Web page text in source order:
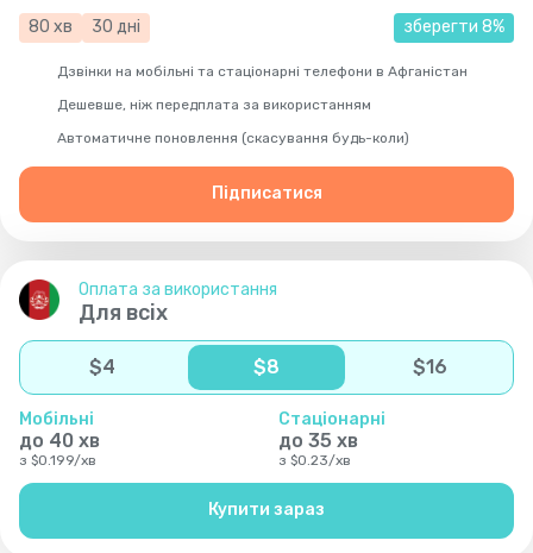
80 хв 30 дні зберегти 8%
Дзвінки на мобільні та стаціонарні телефони в Афганістан
Дешевше, ніж передплата за використанням
Автоматичне поновлення (скасування будь-коли)
Підписатися
Оплата за використання
Для всіх
$4 $8 $16
Мобільні
до 40 хв
з $0.199/хв
Стаціонарні
до 35 хв
з $0.23/хв
Купити зараз